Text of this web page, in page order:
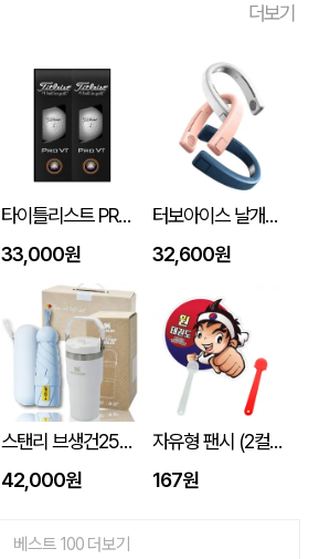
더보기
타이틀리스트 PRO V1 6구세트 (45X95X135mm)
33,000원
터보아이스 날개없는 넥쿨러 4000mAh
32,600원
스탠리 브생건250호(스탠리 아이스플로우 플립591ml+5단 6K UV암막양우산 파우치포함)
42,000원
자유형 팬시 (2컬러) 부채 150&#8709;~190&#8709; (손잡이110mm)
167원
베스트 100 더보기